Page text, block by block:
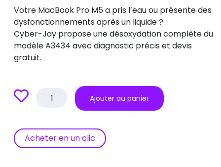
Votre MacBook Pro M5 a pris l’eau ou présente des
dysfonctionnements après un liquide ?
Cyber-Jay propose une désoxydation complète du
modèle A3434 avec diagnostic précis et devis
gratuit.
quantité
MacBook
Ajouter au panier
Acheter en un clic